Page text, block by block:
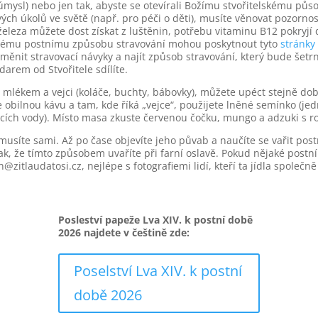
nebo jen tak, abyste se otevírali Božímu stvořitelskému
úkolů ve světě (např. pro péči o děti), musíte věnovat
můžete dost získat z luštěnin, potřebu vitaminu B12
postnímu způsobu stravování mohou poskytnout tyto
stravovací návyky a najít způsob stravování, který bude
od Stvořitele sdílíte.
a vejci (koláče, buchty, bábovky), můžete upéct stejně
kávu a tam, kde říká „vejce“, použijete lněné semínko
vody). Místo masa zkuste červenou čočku, mungo a adzuki s
sami. Až po čase objevíte jeho půvab a naučíte se vařit
že tímto způsobem uvaříte při farní oslavě. Pokud nějaké
nejlépe s fotografiemi lidí, kteří ta jídla
Posleství papeže Lva XIV. k postní době
2026 najdete v češtině zde:
Poselství Lva XIV. k postní
době 2026